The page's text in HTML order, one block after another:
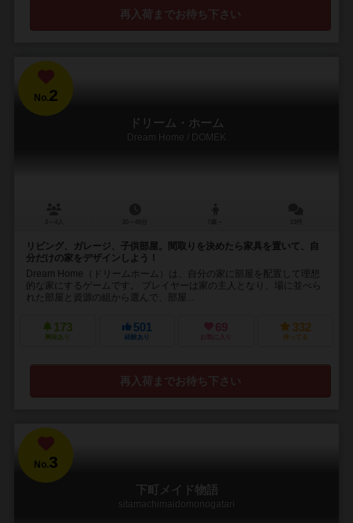
再入荷までお待ち下さい
No.2
ドリーム・ホーム
Dream Home / DOMEK
リビング、ガレージ、子供部屋。間取りを決めたら家具を置いて、自
分だけの家をデザインしよう！
Dream Home（ドリームホーム）は、自分の家に部屋を配置して理想
的な家にするゲームです。 プレイヤーは家の主人となり、場に並べら
れた部屋と資源の組から選んで、部屋...
173
興味あり
501
経験あり
69
お気に入り
332
持ってる
再入荷までお待ち下さい
No.3
下町メイド物語
sitamachimaidomonogatari